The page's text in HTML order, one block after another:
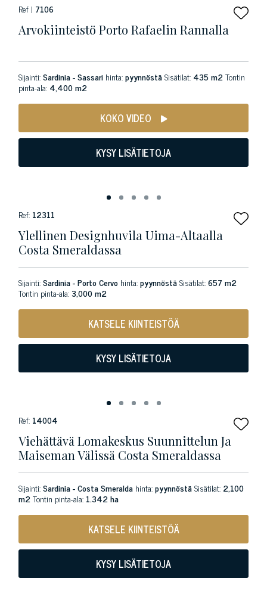
Ref | 7106
Arvokiinteistö Porto Rafaelin Rannalla
Sijainti:Sardinia - Sassari hinta:pyynnöstäSisätilat: 435 m2Tontin
pinta-ala: 4,400 m2
KOKO VIDEO
KYSY LISÄTIETOJA
Ref: 12311
Ylellinen Designhuvila Uima-Altaalla
Costa Smeraldassa
Sijainti:Sardinia - Porto Cervo hinta:pyynnöstäSisätilat:657 m2
Tontin pinta-ala:3,000 m2
KATSELE KIINTEISTÖÄ
KYSY LISÄTIETOJA
Ref: 14004
Viehättävä Lomakeskus Suunnittelun Ja
Maiseman Välissä Costa Smeraldassa
Sijainti:Sardinia - Costa Smeralda hinta:pyynnöstäSisätilat: 2,100
m2Tontin pinta-ala: 1.342 ha
KATSELE KIINTEISTÖÄ
KYSY LISÄTIETOJA